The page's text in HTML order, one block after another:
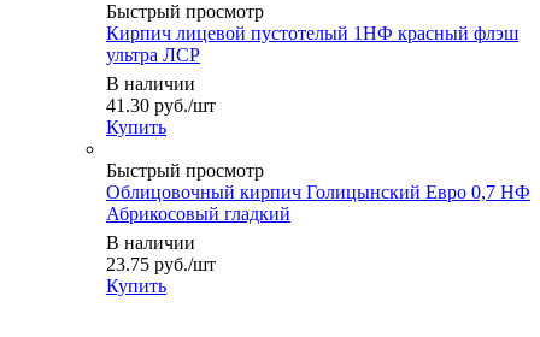
Быстрый просмотр
Кирпич лицевой пустотелый 1НФ красный флэш
ультра ЛСР
В наличии
41.30 руб./шт
Купить
Быстрый просмотр
Облицовочный кирпич Голицынский Евро 0,7 НФ
Абрикосовый гладкий
В наличии
23.75 руб./шт
Купить